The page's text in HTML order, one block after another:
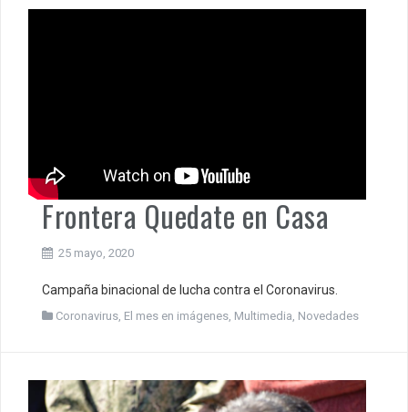
Frontera Quedate en Casa
25 mayo, 2020
Campaña binacional de lucha contra el Coronavirus.
Coronavirus El mes en imágenes Multimedia Novedades